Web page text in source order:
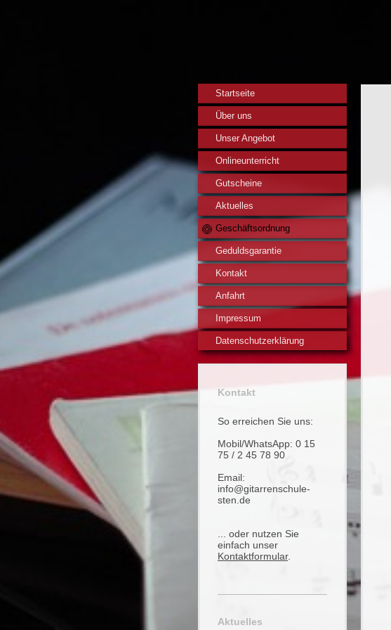
Startseite
Über uns
Unser Angebot
Onlineunterricht
Gutscheine
Aktuelles
Geschäftsordnung
Geduldsgarantie
Kontakt
Anfahrt
Impressum
Datenschutzerklärung
Kontakt
So erreichen Sie uns:
Mobil/WhatsApp: 0 15
75 / 2 45 78 90
Email:
info@gitarrenschule-
sten.de
... oder nutzen Sie
einfach unser
Kontaktformular.
Aktuelles